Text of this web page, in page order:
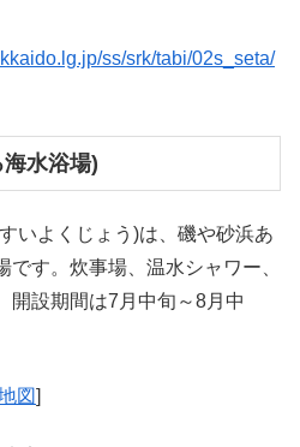
ss/srk/tabi/02s_seta/
水浴場)
いよくじょう)は、磯や砂浜あ
です。炊事場、温水シャワー、
開設期間は7月中旬～8月中
図]